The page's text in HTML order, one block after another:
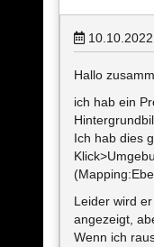
Hallo
ich hab ein
Ich hab dies
Leider wird
angezeigt,
Wenn ich